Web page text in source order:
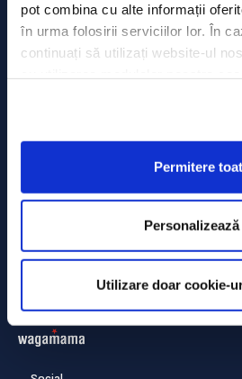
pot combina cu alte informații
în urma folosirii serviciilor lor. În
continuați să utilizați website-ul
Permitere
Personalizează
Utilizare doar cookie-
Termeni și condiții